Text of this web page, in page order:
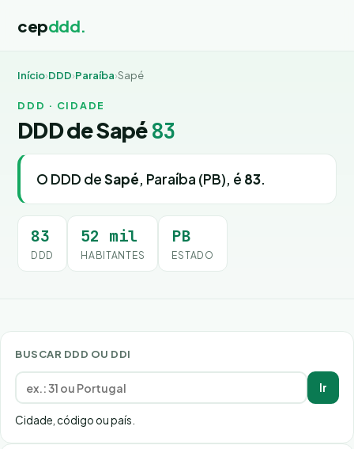
cepddd.
Início›DDD›Paraíba›Sapé
DDD · CIDADE
DDD de Sapé83
O DDD deSapé, Paraíba (PB), é 83.
83
DDD
52 mil
HABITANTES
PB
ESTADO
BUSCAR DDD OU DDI
Ir
Cidade, código ou país.